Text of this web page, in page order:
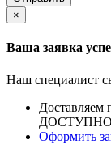
×
Ваша заявка
Наш специалист
Доставляем
Оформить